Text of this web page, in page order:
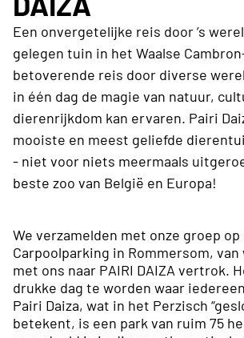
Een onvergetelijke reis door ’s
gelegen tuin in het Waalse
betoverende reis door diverse
in één dag de magie van natuur,
dierenrijkdom kan ervaren. Pairi
mooiste en meest geliefde
- niet voor niets meermaals
beste zoo van België en Europa!
We verzamelden met onze groep op
Carpoolparking in Rommersom,
met ons naar PAIRI DAIZA vertrok.
drukke dag te worden waar
Pairi Daiza, wat in het Perzisch
betekent, is een park van ruim 75